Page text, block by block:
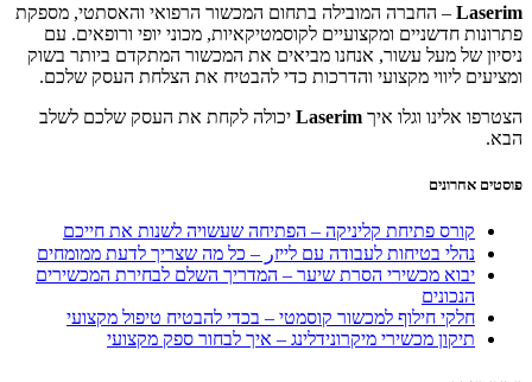
Laserim – החברה המובילה בתחום המכשור הרפואי והאסתטי, מספקת
פתרונות חדשניים ומקצועיים לקוסמטיקאיות, מכוני יופי ורופאים. עם
ניסיון של מעל עשור, אנחנו מביאים את המכשור המתקדם ביותר בשוק
ומציעים ליווי מקצועי והדרכות כדי להבטיח את הצלחת העסק שלכם.
הצטרפו אלינו וגלו איך Laserim יכולה לקחת את העסק שלכם לשלב
הבא.
פוסטים אחרונים
קורס פתיחת קליניקה – הפתיחה שעשויה לשנות את חייכם
נהלי בטיחות לעבודה עם לייזر – כל מה שצריך לדעת ממומחים
יבוא מכשירי הסרת שיער – המדריך השלם לבחירת המכשירים
הנכונים
חלקי חילוף למכשור קוסמטי – בכדי להבטיח טיפול מקצועי
תיקון מכשירי מיקרונידלינג – איך לבחור ספק מקצועי